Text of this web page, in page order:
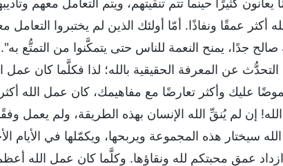
كثيرًا حينما تتم تنقيتهم، ويتم التعامل معهم
أكثر عمقًا ونفاذًا. أمّا أولئك الذين لم يختبروا
جدًا، يمنح النعمة للناس حتى يتمكَّنوا من التمتُّع
عن المعرفة الحقيقية بالله؛ لذا فكلَّما كان
عليك وأكثر تعارضًا مع مفاهيمك، كان عمل الله
إن لم يُنقِّ الله الإنسان بهذه الطريقة، ولم يعمل
سيختار هذه المجموعة ويربحها، ويكمّلها في الأيام
عمق محبتكم لله ونقاؤها. وكلَّما كان عمل الله